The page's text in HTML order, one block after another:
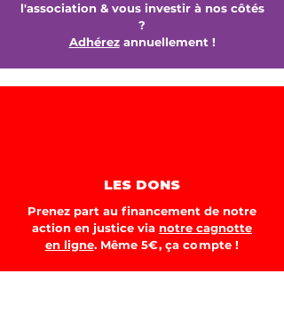
l'association & vous investir à nos côtés
?
Adhérezannuellement !
LES DONS
Prenez part au financement de notre
action en justice via notre cagnotte
en ligne. Même 5€, ça compte !